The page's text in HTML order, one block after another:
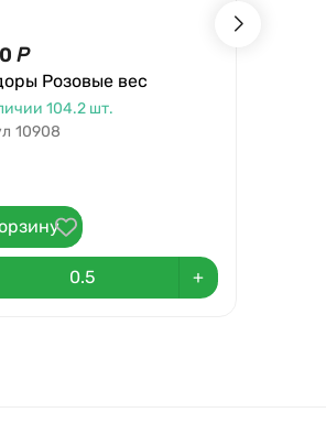
Р
Розовые вес
104.2 шт.
10908
+